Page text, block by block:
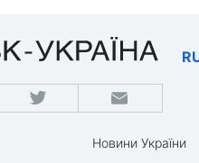
Новини України